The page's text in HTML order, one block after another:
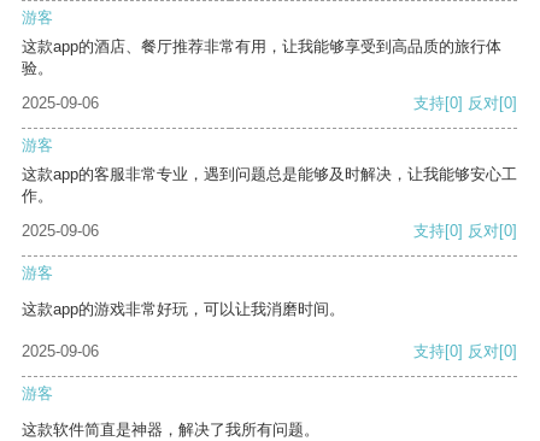
游客
这款app的酒店、餐厅推荐非常有用，让我能够享受到高品质的旅行体
验。
2025-09-06
支持[0] 反对[0]
游客
这款app的客服非常专业，遇到问题总是能够及时解决，让我能够安心工
作。
2025-09-06
支持[0] 反对[0]
游客
这款app的游戏非常好玩，可以让我消磨时间。
2025-09-06 支持[0] 反对[0]
游客
这款软件简直是神器，解决了我所有问题。